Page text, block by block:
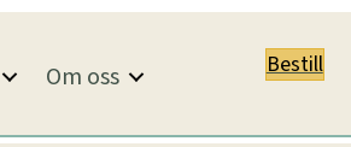
Om oss Bestill